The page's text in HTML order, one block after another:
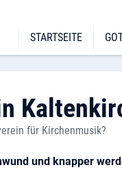
STARTSEITE
für Kirchenmusik?
und knapper